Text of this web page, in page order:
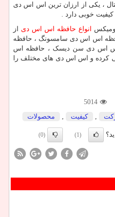
، یکی از ارزان ترین اس اس دی
خوبی دارد .
انواع حافظه اس اس دی از
اس اس دی سامسونگ ، حافظه
اس دی سن دیسک ، حافظه اس
کرده و اس اس دی های مختلف را
5014
, كیفیت , محصولات
(1)
(0)